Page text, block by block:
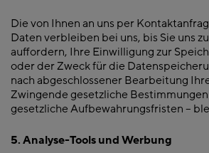
Die von Ihnen an uns per
Daten verbleiben bei uns, bis Sie uns
auffordern, Ihre Einwilligung zur
oder der Zweck für die
nach abgeschlossener Bearbeitung
Zwingende gesetzliche
gesetzliche Aufbewahrungsfristen –
5. Analyse-Tools und Werbung